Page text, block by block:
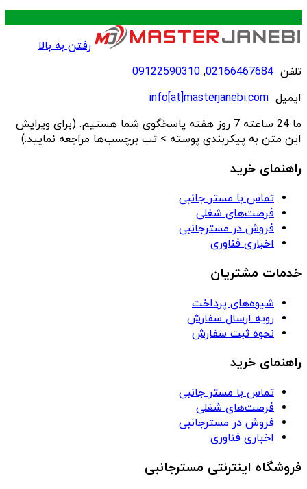
.
رفتن به بالا
تلفن 02166467684
,
09122590310
ایمیل info[at]masterjanebi.com
ما 24 ساعته 7 روز هفته پاسخگوی شما هستیم. (برای ویرایش
این متن به پیکربندی پوسته > تب برچسب‌ها مراجعه نمایید.)
راهنمای خرید
تماس با مستر جانبی
فرصت‌های شغلی
فروش در مسترجانبی
اخباری فناوری
خدمات مشتریان
شیوه‌های پرداخت
رویه ارسال سفارش
نحوه ثبت سفارش
راهنمای خرید
تماس با مستر جانبی
فرصت‌های شغلی
فروش در مسترجانبی
اخباری فناوری
فروشگاه اینترنتی مسترجانبی